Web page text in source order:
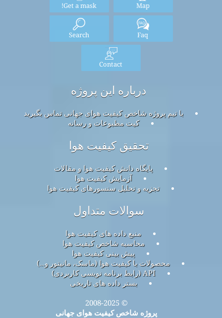
Map
Get a mask!
Faq
Search
Contact
درباره این پروژه
با تیم پروژه شاخص کیفیت هوای جهانی تماس بگیرید
کیت مطبوعات و رسانه
تحقیق کیفیت هوا
پایگاه دانش کیفیت هوا و مقالات
آزمایش کیفیت هوا
تجزیه و تحلیل سنسورهای کیفیت هوا
سوالات متداول
منبع داده های کیفیت هوا
محاسبه شاخص کیفیت هوا
پیش بینی کیفیت هوا
محصولات با کیفیت هوا (ماسک، مانیتور و…)
API (رابط برنامه نویسی کاربردی)
بستر داده های تاریخی
© 2008-2025
پروژه شاخص کیفیت هوای جهانی